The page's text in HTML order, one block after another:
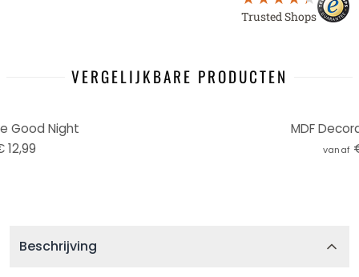
Trusted Shops
VERGELIJKBARE PRODUCTEN
Good Night
12,99
MDF
vanaf
Beschrijving